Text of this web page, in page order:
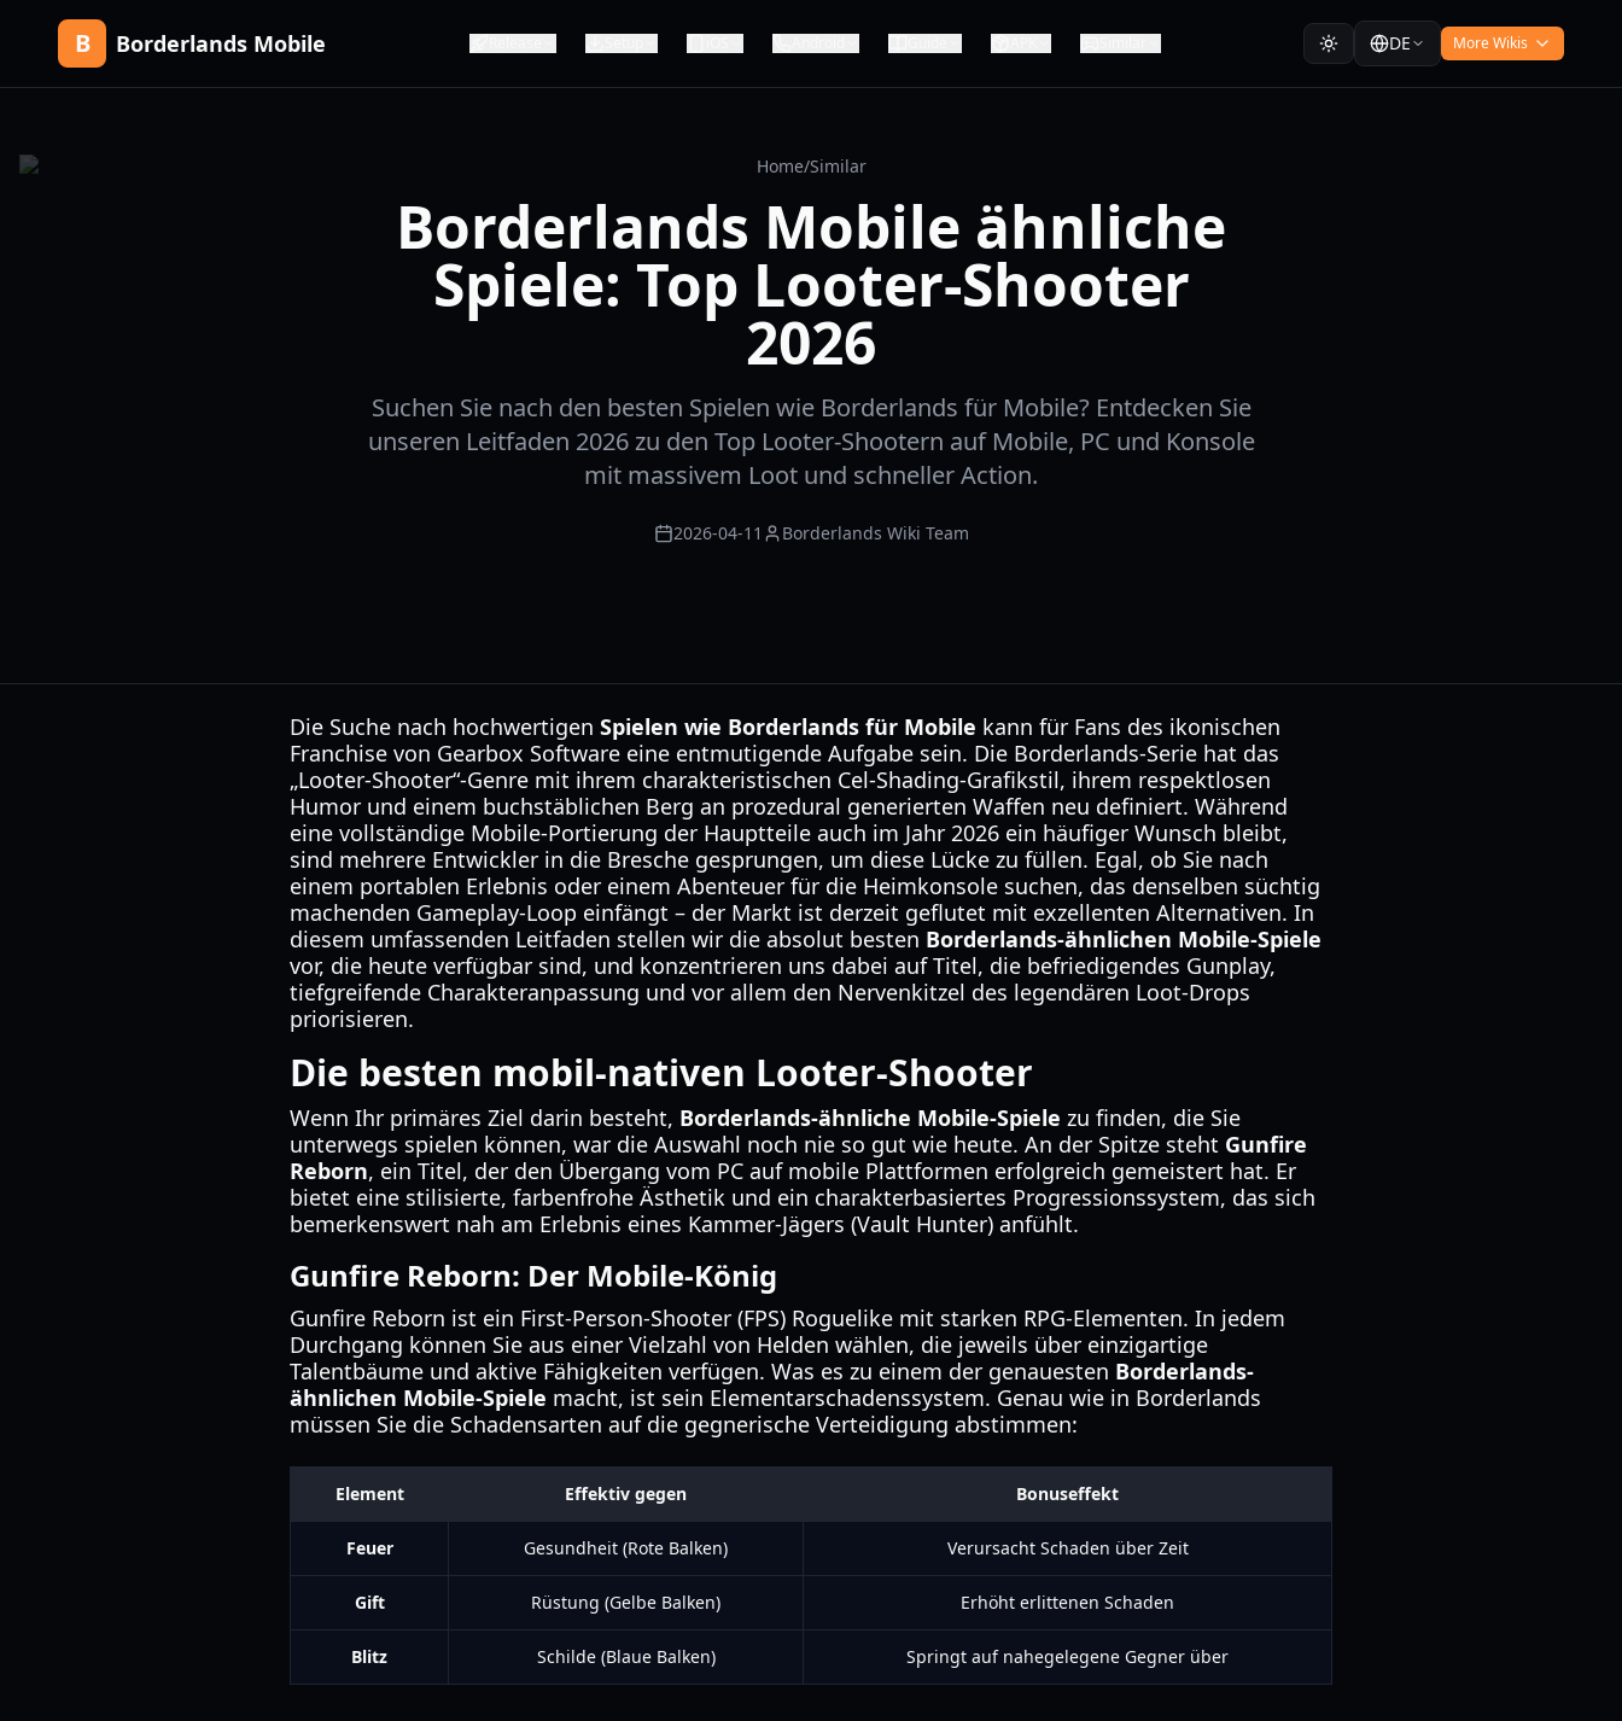
B Borderlands Mobile DE More Wikis
Home/Similar
Borderlands Mobile ähnliche
Spiele: Top Looter-Shooter
2026
Suchen Sie nach den besten Spielen wie Borderlands für Mobile? Entdecken Sie
unseren Leitfaden 2026 zu den Top Looter-Shootern auf Mobile, PC und Konsole
mit massivem Loot und schneller Action.
2026-04-11 Borderlands Wiki Team
Die Suche nach hochwertigen Spielen wie Borderlands für Mobile kann für Fans des ikonischen
Franchise von Gearbox Software eine entmutigende Aufgabe sein. Die Borderlands-Serie hat das
„Looter-Shooter“-Genre mit ihrem charakteristischen Cel-Shading-Grafikstil, ihrem respektlosen
Humor und einem buchstäblichen Berg an prozedural generierten Waffen neu definiert. Während
eine vollständige Mobile-Portierung der Hauptteile auch im Jahr 2026 ein häufiger Wunsch bleibt,
sind mehrere Entwickler in die Bresche gesprungen, um diese Lücke zu füllen. Egal, ob Sie nach
einem portablen Erlebnis oder einem Abenteuer für die Heimkonsole suchen, das denselben süchtig
machenden Gameplay-Loop einfängt – der Markt ist derzeit geflutet mit exzellenten Alternativen. In
diesem umfassenden Leitfaden stellen wir die absolut besten Borderlands-ähnlichen Mobile-Spiele
vor, die heute verfügbar sind, und konzentrieren uns dabei auf Titel, die befriedigendes Gunplay,
tiefgreifende Charakteranpassung und vor allem den Nervenkitzel des legendären Loot-Drops
priorisieren.
Die besten mobil-nativen Looter-Shooter
Wenn Ihr primäres Ziel darin besteht, Borderlands-ähnliche Mobile-Spiele zu finden, die Sie
unterwegs spielen können, war die Auswahl noch nie so gut wie heute. An der Spitze steht Gunfire
Reborn, ein Titel, der den Übergang vom PC auf mobile Plattformen erfolgreich gemeistert hat. Er
bietet eine stilisierte, farbenfrohe Ästhetik und ein charakterbasiertes Progressionssystem, das sich
bemerkenswert nah am Erlebnis eines Kammer-Jägers (Vault Hunter) anfühlt.
Gunfire Reborn: Der Mobile-König
Gunfire Reborn ist ein First-Person-Shooter (FPS) Roguelike mit starken RPG-Elementen. In jedem
Durchgang können Sie aus einer Vielzahl von Helden wählen, die jeweils über einzigartige
Talentbäume und aktive Fähigkeiten verfügen. Was es zu einem der genauesten Borderlands-
ähnlichen Mobile-Spiele macht, ist sein Elementarschadenssystem. Genau wie in Borderlands
müssen Sie die Schadensarten auf die gegnerische Verteidigung abstimmen:
Element Effektiv gegen Bonuseffekt
Feuer Gesundheit (Rote Balken) Verursacht Schaden über Zeit
Gift Rüstung (Gelbe Balken) Erhöht erlittenen Schaden
Blitz Schilde (Blaue Balken) Springt auf nahegelegene Gegner über